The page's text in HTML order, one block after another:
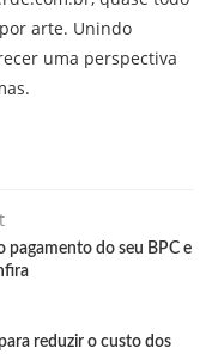
arte. Unindo
uma perspectiva
do seu BPC e
reduzir o custo dos